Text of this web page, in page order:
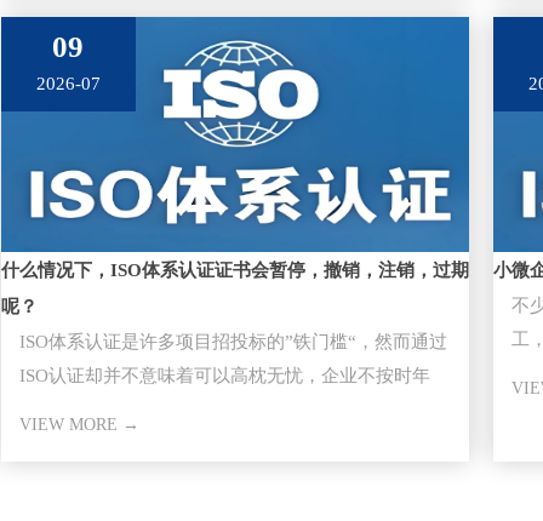
09
2026-07
什么情况下，ISO体系认证证书会暂停，撤销，注销，过期
呢？
ISO体系认证是许多项目招投标的”铁门槛“，然而通过
ISO认证却并不意味着可以高枕无忧，企业不按时年
VIEW MORE →
小微
不
工